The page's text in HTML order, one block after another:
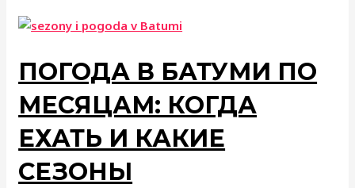
ПОГОДА В БАТУМИ ПО
МЕСЯЦАМ: КОГДА
ЕХАТЬ И КАКИЕ
СЕЗОНЫ